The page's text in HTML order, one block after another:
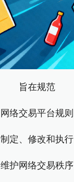
旨在规范
网络交易平台规则
制定、修改和执行
维护网络交易秩序